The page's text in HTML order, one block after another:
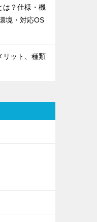
は？仕様・機
境・対応OS
リット、種類